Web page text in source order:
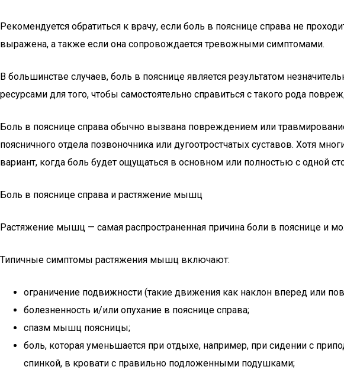
Рекомендуется обратиться к врачу, если боль в пояснице справа не
выражена, а также если она сопровождается тревожными симптомами.
В большинстве случаев, боль в пояснице является результатом
ресурсами для того, чтобы самостоятельно справиться с такого рода
Боль в пояснице справа обычно вызвана повреждением или
поясничного отдела позвоночника или дугоотростчатых суставов. Хотя
вариант, когда боль будет ощущаться в основном или полностью с одной
Боль в пояснице справа и растяжение мышц
Растяжение мышц — самая распространенная причина боли в пояснице и
Типичные симптомы растяжения мышц включают:
ограничение подвижности (такие движения как наклон вперед или
болезненность и/или опухание в пояснице справа;
спазм мышц поясницы;
боль, которая уменьшается при отдыхе, например, при сидении с
спинкой, в кровати с правильно подложенными подушками;